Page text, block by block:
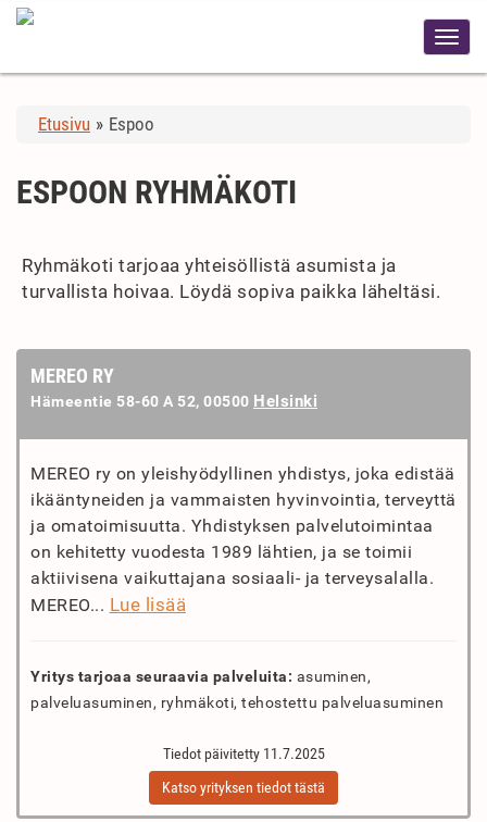
Etusivu » Espoo
ESPOON RYHMÄKOTI
Ryhmäkoti tarjoaa yhteisöllistä asumista ja
turvallista hoivaa. Löydä sopiva paikka läheltäsi.
MEREO RY
Hämeentie 58-60 A 52, 00500 Helsinki
MEREO ry on yleishyödyllinen yhdistys, joka edistää
ikääntyneiden ja vammaisten hyvinvointia, terveyttä
ja omatoimisuutta. Yhdistyksen palvelutoimintaa
on kehitetty vuodesta 1989 lähtien, ja se toimii
aktiivisena vaikuttajana sosiaali- ja terveysalalla.
MEREO... Lue lisää
Yritys tarjoaa seuraavia palveluita: asuminen,
palveluasuminen, ryhmäkoti, tehostettu palveluasuminen
Tiedot päivitetty 11.7.2025
Katso yrityksen tiedot tästä